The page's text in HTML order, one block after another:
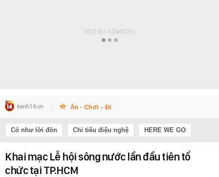
Ăn - Chơi - Đi
Có như lời đồn Chi tiêu điệu nghệ HERE WE GO
Khai mạc Lễ hội sông nước lần đầu tiên tổ
chức tại TP.HCM